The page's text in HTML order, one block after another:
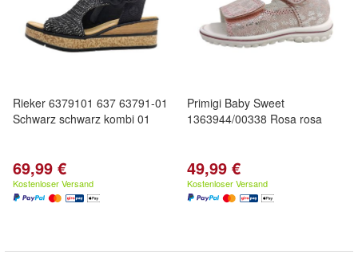
Rieker 6379101 637 63791-01
Schwarz schwarz kombi 01
69,99 €
Kostenloser Versand
Primigi Baby Sweet
1363944/00338 Rosa rosa
49,99 €
Kostenloser Versand